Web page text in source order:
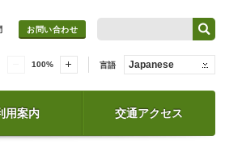
お問い合わせ
100% 言語 Japanese
用案内 交通アクセス